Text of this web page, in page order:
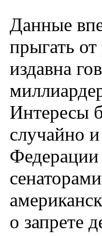
Данные
прыгать
издавна
Интересы
случайно
Федерации
о запрете